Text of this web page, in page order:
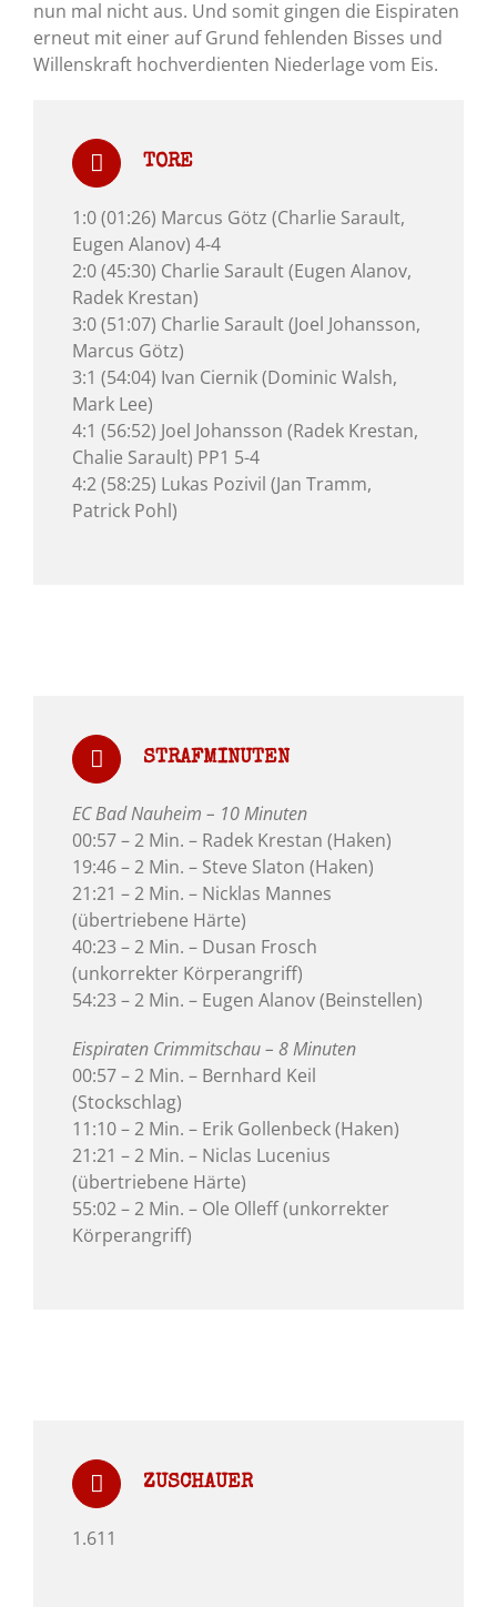
nun mal nicht aus. Und somit gingen die Eispiraten
erneut mit einer auf Grund fehlenden Bisses und
Willenskraft hochverdienten Niederlage vom Eis.
TORE
1:0 (01:26) Marcus Götz (Charlie Sarault,
Eugen Alanov) 4-4
2:0 (45:30) Charlie Sarault (Eugen Alanov,
Radek Krestan)
3:0 (51:07) Charlie Sarault (Joel Johansson,
Marcus Götz)
3:1 (54:04) Ivan Ciernik (Dominic Walsh,
Mark Lee)
4:1 (56:52) Joel Johansson (Radek Krestan,
Chalie Sarault) PP1 5-4
4:2 (58:25) Lukas Pozivil (Jan Tramm,
Patrick Pohl)
STRAFMINUTEN
EC Bad Nauheim – 10 Minuten
00:57 – 2 Min. – Radek Krestan (Haken)
19:46 – 2 Min. – Steve Slaton (Haken)
21:21 – 2 Min. – Nicklas Mannes
(übertriebene Härte)
40:23 – 2 Min. – Dusan Frosch
(unkorrekter Körperangriff)
54:23 – 2 Min. – Eugen Alanov (Beinstellen)
Eispiraten Crimmitschau – 8 Minuten
00:57 – 2 Min. – Bernhard Keil
(Stockschlag)
11:10 – 2 Min. – Erik Gollenbeck (Haken)
21:21 – 2 Min. – Niclas Lucenius
(übertriebene Härte)
55:02 – 2 Min. – Ole Olleff (unkorrekter
Körperangriff)
ZUSCHAUER
1.611